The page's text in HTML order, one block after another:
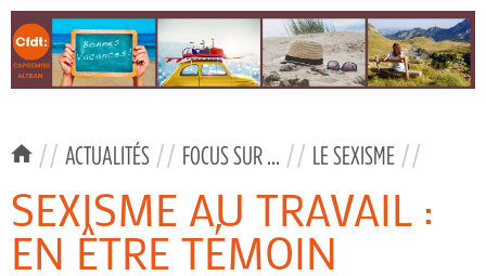
// ACTUALITÉS // FOCUS SUR ... // LE SEXISME //
SEXISME AU TRAVAIL :
EN ÊTRE TÉMOIN